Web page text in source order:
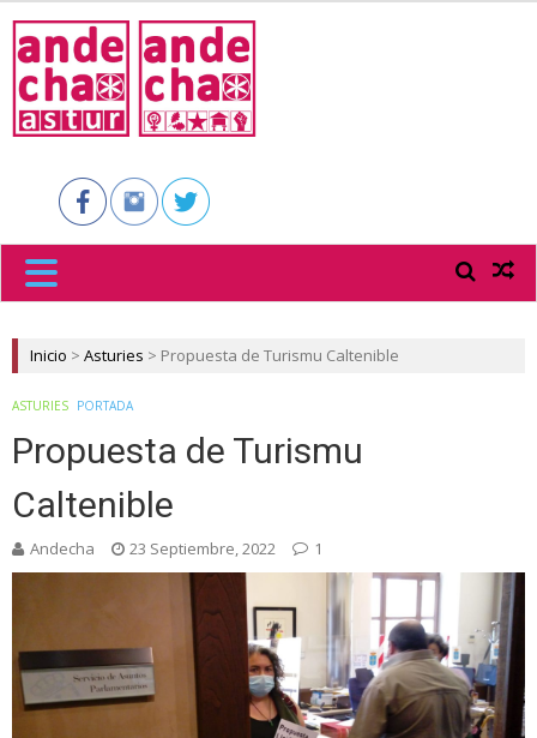
ASTUR
Inicio > Asturies > Propuesta de Turismu Caltenible
ASTURIES PORTADA
Propuesta de Turismu
Caltenible
Andecha 23 Septiembre, 2022 1